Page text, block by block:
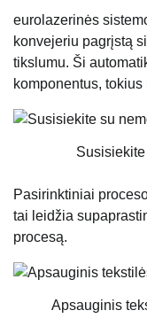
eurolazerinės
konvejeriu pagrįstą
tikslumu. Ši
komponentus,
Pasirinktiniai
tai leidžia
procesą.
Apsauginis